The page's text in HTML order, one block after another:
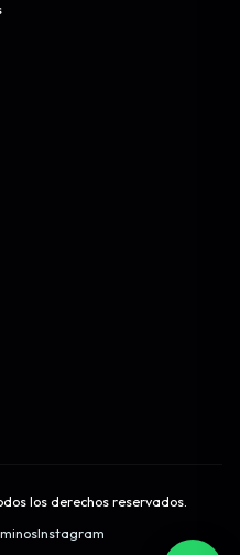
los derechos reservados.
Instagram